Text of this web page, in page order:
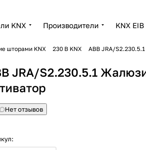
KNX Производители KNX
шторами KNX 230 В KNX ABB JRA/
JRA/S2.230.5.1
Нет отзывов